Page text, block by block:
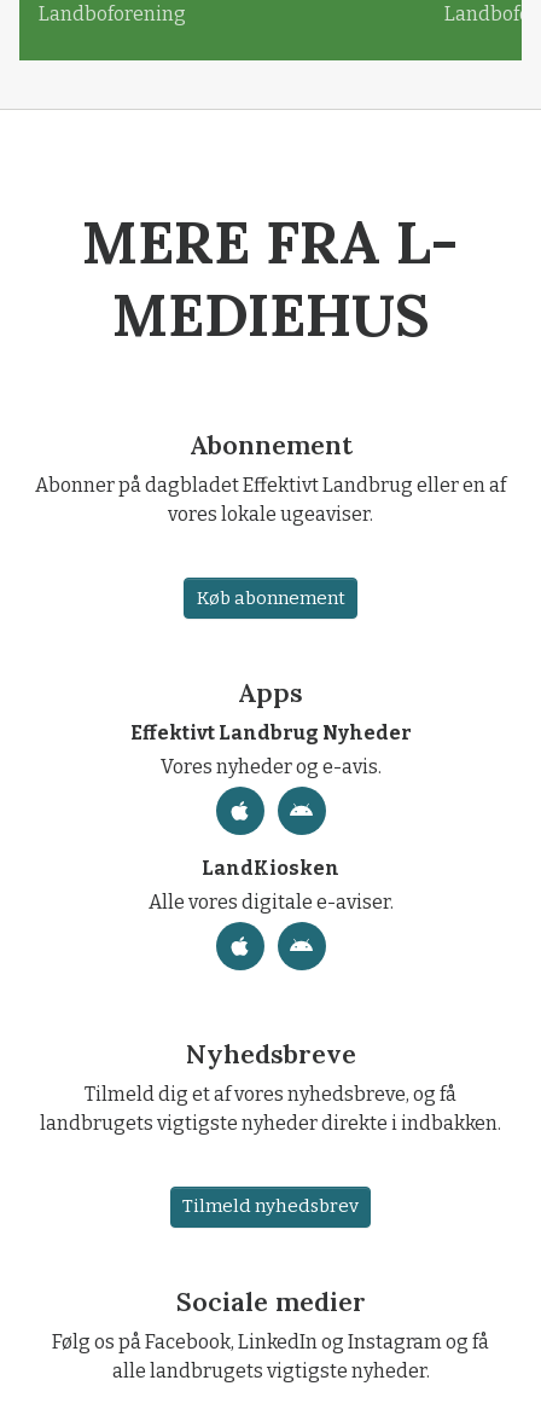
Landboforening
MERE FRA L-
MEDIEHUS
Abonnement
Abonner på dagbladet Effektivt Landbrug eller en af
vores lokale ugeaviser.
Køb abonnement
Apps
Effektivt Landbrug Nyheder
Vores nyheder og e-avis.
LandKiosken
Alle vores digitale e-aviser.
Nyhedsbreve
Tilmeld dig et af vores nyhedsbreve, og få
landbrugets vigtigste nyheder direkte i indbakken.
Tilmeld nyhedsbrev
Sociale medier
Følg os på Facebook, LinkedIn og Instagram og få
alle landbrugets vigtigste nyheder.